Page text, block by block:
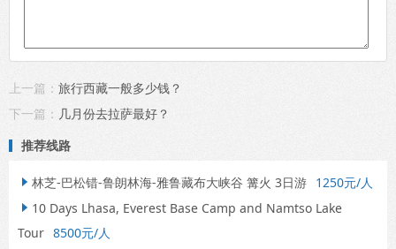
上一篇： 旅行西藏一般多少钱？
下一篇： 几月份去拉萨最好？
推荐线路
 林芝-巴松错-鲁朗林海-雅鲁藏布大峡谷 篝火 3日游 1250元/人
 10 Days Lhasa, Everest Base Camp and Namtso Lake
Tour 8500元/人